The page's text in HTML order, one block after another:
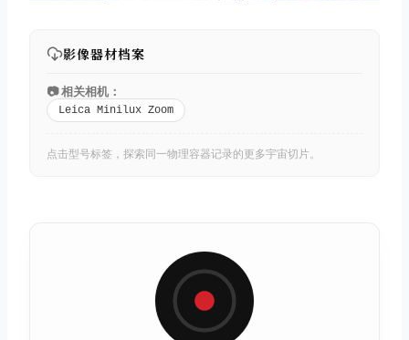
影像器材档案
📷 相关相机：
Leica Minilux Zoom
点击型号标签，探索同一物理容器记录的更多宇宙切片。